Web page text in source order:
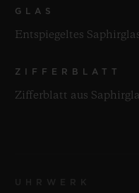
GLAS
Entspiegeltes
ZIFFERBLATT
Zifferblatt aus